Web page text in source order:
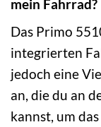
mein Fahrrad?
Das Primo
integrierten
jedoch eine
an, die du an
kannst, um